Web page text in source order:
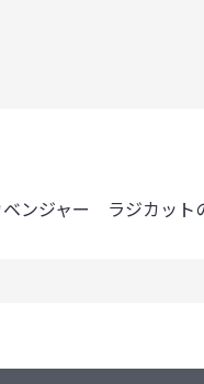
ンジャー ラジカット